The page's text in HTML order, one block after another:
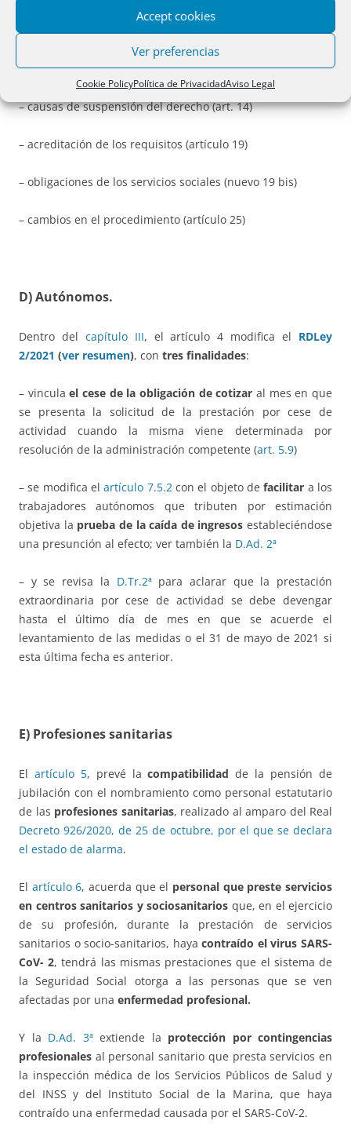
Accept cookies
Ver preferencias
Cookie PolicyPolítica de PrivacidadAviso Legal
– características de las unidades de convivencia (arts. 6 al 6
quáter)
– causas de suspensión del derecho (art. 14)
– acreditación de los requisitos (artículo 19)
– obligaciones de los servicios sociales (nuevo 19 bis)
– cambios en el procedimiento (artículo 25)
D) Autónomos.
Dentro del capítulo III, el artículo 4 modifica el RDLey
2/2021 (ver resumen), con tres finalidades:
– vinculael cese de la obligación de cotizaral mes en que
se presenta la solicitud de la prestación por cese de
actividad cuando la misma viene determinada por
resolución de la administración competente (art. 5.9)
– se modifica elartículo 7.5.2con el objeto defacilitar a los
trabajadores autónomos que tributen por estimación
objetiva la prueba de la caída de ingresos estableciéndose
una presunción al efecto; ver también la D.Ad. 2ª
– y se revisa la D.Tr.2ªpara aclarar que la prestación
extraordinaria por cese de actividad se debe devengar
hasta el último día de mes en que se acuerde el
levantamiento de las medidas o el 31 de mayo de 2021 si
esta última fecha es anterior.
E) Profesiones sanitarias
El artículo 5, prevé lacompatibilidadde la pensión de
jubilación con el nombramiento como personal estatutario
de las profesiones sanitarias, realizado al amparo del Real
Decreto 926/2020, de 25 de octubre, por el que se declara
el estado de alarma.
El artículo 6, acuerda que el personal que preste servicios
en centros sanitarios y sociosanitarios que, en el ejercicio
de su profesión, durante la prestación de servicios
sanitarios o socio-sanitarios, hayacontraído el virus SARS-
CoV- 2, tendrá las mismas prestaciones que el sistema de
la Seguridad Social otorga a las personas que se ven
afectadas por una enfermedad profesional.
Y la D.Ad. 3ªextiende la protección por contingencias
profesionales al personal sanitario que presta servicios en
la inspección médica de los Servicios Públicos de Salud y
del INSS y del Instituto Social de la Marina, que haya
contraído una enfermedad causada por el SARS-CoV-2.